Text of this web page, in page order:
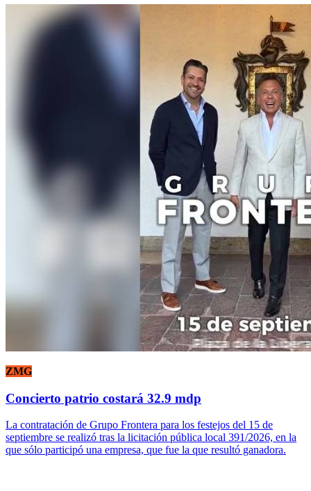
ZMG
Concierto patrio costará 32.9 mdp
La contratación de Grupo Frontera para los festejos del 15 de
septiembre se realizó tras la licitación pública local 391/2026, en la
que sólo participó una empresa, que fue la que resultó ganadora.